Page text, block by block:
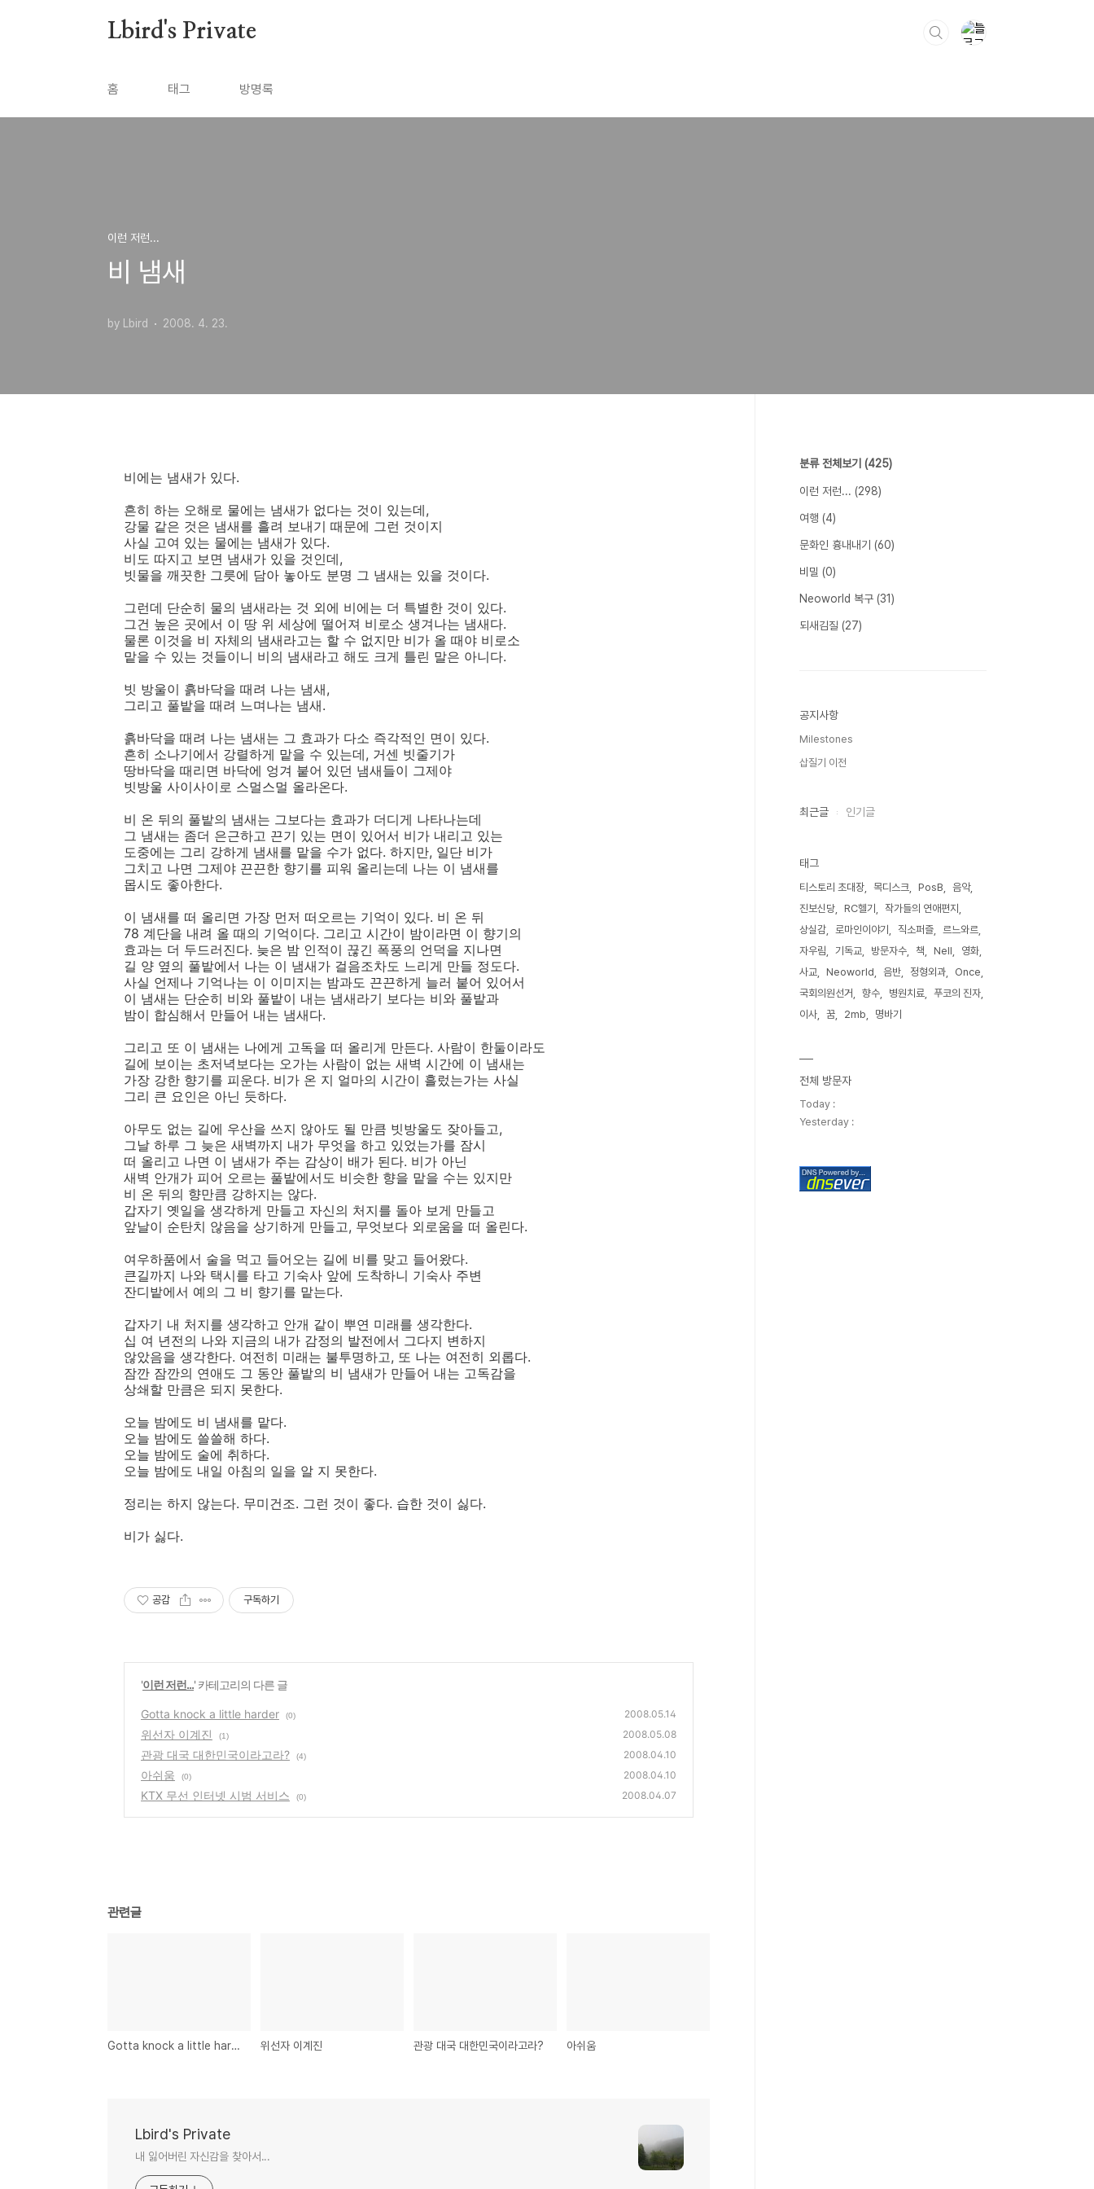
Lbird's Private
홈 태그 방명록
이런 저런...
비 냄새
by Lbird 2008. 4. 23.
비에는 냄새가 있다.
흔히 하는 오해로 물에는 냄새가 없다는 것이 있는데,
강물 같은 것은 냄새를 흘려 보내기 때문에 그런 것이지
사실 고여 있는 물에는 냄새가 있다.
비도 따지고 보면 냄새가 있을 것인데,
빗물을 깨끗한 그릇에 담아 놓아도 분명 그 냄새는 있을 것이다.
그런데 단순히 물의 냄새라는 것 외에 비에는 더 특별한 것이 있다.
그건 높은 곳에서 이 땅 위 세상에 떨어져 비로소 생겨나는 냄새다.
물론 이것을 비 자체의 냄새라고는 할 수 없지만 비가 올 때야 비로소
맡을 수 있는 것들이니 비의 냄새라고 해도 크게 틀린 말은 아니다.
빗 방울이 흙바닥을 때려 나는 냄새,
그리고 풀밭을 때려 느며나는 냄새.
흙바닥을 때려 나는 냄새는 그 효과가 다소 즉각적인 면이 있다.
흔히 소나기에서 강렬하게 맡을 수 있는데, 거센 빗줄기가
땅바닥을 때리면 바닥에 엉겨 붙어 있던 냄새들이 그제야
빗방울 사이사이로 스멀스멀 올라온다.
비 온 뒤의 풀밭의 냄새는 그보다는 효과가 더디게 나타나는데
그 냄새는 좀더 은근하고 끈기 있는 면이 있어서 비가 내리고 있는
도중에는 그리 강하게 냄새를 맡을 수가 없다. 하지만, 일단 비가
그치고 나면 그제야 끈끈한 향기를 피워 올리는데 나는 이 냄새를
몹시도 좋아한다.
이 냄새를 떠 올리면 가장 먼저 떠오르는 기억이 있다. 비 온 뒤
78 계단을 내려 올 때의 기억이다. 그리고 시간이 밤이라면 이 향기의
효과는 더 두드러진다. 늦은 밤 인적이 끊긴 폭풍의 언덕을 지나면
길 양 옆의 풀밭에서 나는 이 냄새가 걸음조차도 느리게 만들 정도다.
사실 언제나 기억나는 이 이미지는 밤과도 끈끈하게 늘러 붙어 있어서
이 냄새는 단순히 비와 풀밭이 내는 냄새라기 보다는 비와 풀밭과
밤이 합심해서 만들어 내는 냄새다.
그리고 또 이 냄새는 나에게 고독을 떠 올리게 만든다. 사람이 한둘이라도
길에 보이는 초저녁보다는 오가는 사람이 없는 새벽 시간에 이 냄새는
가장 강한 향기를 피운다. 비가 온 지 얼마의 시간이 흘렀는가는 사실
그리 큰 요인은 아닌 듯하다.
아무도 없는 길에 우산을 쓰지 않아도 될 만큼 빗방울도 잦아들고,
그날 하루 그 늦은 새벽까지 내가 무엇을 하고 있었는가를 잠시
떠 올리고 나면 이 냄새가 주는 감상이 배가 된다. 비가 아닌
새벽 안개가 피어 오르는 풀밭에서도 비슷한 향을 맡을 수는 있지만
비 온 뒤의 향만큼 강하지는 않다.
갑자기 옛일을 생각하게 만들고 자신의 처지를 돌아 보게 만들고
앞날이 순탄치 않음을 상기하게 만들고, 무엇보다 외로움을 떠 올린다.
여우하품에서 술을 먹고 들어오는 길에 비를 맞고 들어왔다.
큰길까지 나와 택시를 타고 기숙사 앞에 도착하니 기숙사 주변
잔디밭에서 예의 그 비 향기를 맡는다.
갑자기 내 처지를 생각하고 안개 같이 뿌연 미래를 생각한다.
십 여 년전의 나와 지금의 내가 감정의 발전에서 그다지 변하지
않았음을 생각한다. 여전히 미래는 불투명하고, 또 나는 여전히 외롭다.
잠깐 잠깐의 연애도 그 동안 풀밭의 비 냄새가 만들어 내는 고독감을
상쇄할 만큼은 되지 못한다.
오늘 밤에도 비 냄새를 맡다.
오늘 밤에도 쓸쓸해 하다.
오늘 밤에도 술에 취하다.
오늘 밤에도 내일 아침의 일을 알 지 못한다.
정리는 하지 않는다. 무미건조. 그런 것이 좋다. 습한 것이 싫다.
비가 싫다.
공감 구독하기
'이런 저런...' 카테고리의 다른 글
Gotta knock a little harder (0) 2008.05.14
위선자 이계진 (1) 2008.05.08
관광 대국 대한민국이라고라? (4) 2008.04.10
아쉬움 (0) 2008.04.10
KTX 무선 인터넷 시범 서비스 (0) 2008.04.07
관련글
Gotta knock a little harder 위선자 이계진 관광 대국 대한민국이라고라? 아쉬움
Lbird's Private
내 잃어버린 자신감을 찾아서...
분류 전체보기 (425)
이런 저런... (298)
여행 (4)
문화인 흉내내기 (60)
비밀 (0)
Neoworld 복구 (31)
되새김질 (27)
공지사항
Milestones
삽질기 이전
최근글 인기글
태그
티스토리 초대장 목디스크 PosB
음악
진보신당
RC헬기
작가들의 연애편지
상실감
로마인이야기 직소퍼즐
르느와르
자우림
기독교 방문자수 책 Nell
영화
사교
Neoworld 음반 정형외과
Once
국회의원선거
향수 병원치료
푸코의 진자
이사
꿈 2mb 명바기
전체 방문자
Today :
Yesterday :